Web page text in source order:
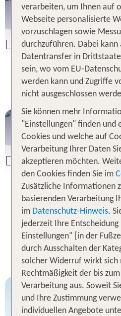
Previous
La Palma
Previous
Gran Canaria
1 Woche Urlaub
inkl. Flug -
verarbeiten, um Ihnen auf
Webseite personalisierte
vorzuschlagen sowie
durchzuführen. Dabei kann
Datentransfer in
sein, wo vom EU-
werden kann und Zugriffe
nicht ausgeschlossen
Sie können mehr
"Einstellungen" finden und
Cookies und welche auf
Verarbeitung Ihrer Daten
akzeptieren möchten.
den Cookies finden Sie im
Zusätzliche Informationen
basierenden Verarbeitung
im Datenschutz-Hinweis.
jederzeit Ihre
Einstellungen" [in der
durch Ausschalten der
solcher Widerruf wirkt sich
Rechtmäßigkeit der bis
Verarbeitung aus. Soweit
und Ihre Zustimmung
individuellen Angebote